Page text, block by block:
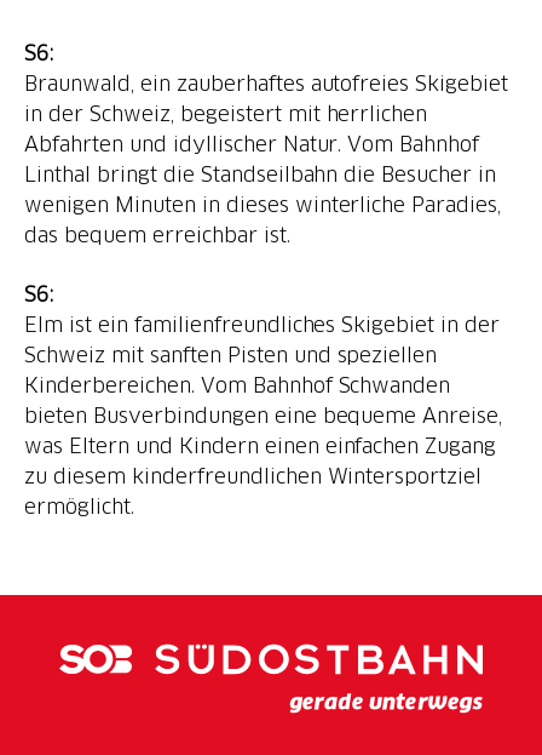
S6:
Braunwald, ein zauberhaftes autofreies Skigebiet
in der Schweiz, begeistert mit herrlichen
Abfahrten und idyllischer Natur. Vom Bahnhof
Linthal bringt die Standseilbahn die Besucher in
wenigen Minuten in dieses winterliche Paradies,
das bequem erreichbar ist.
S6:
Elm ist ein familienfreundliches Skigebiet in der
Schweiz mit sanften Pisten und speziellen
Kinderbereichen. Vom Bahnhof Schwanden
bieten Busverbindungen eine bequeme Anreise,
was Eltern und Kindern einen einfachen Zugang
zu diesem kinderfreundlichen Wintersportziel
ermöglicht.